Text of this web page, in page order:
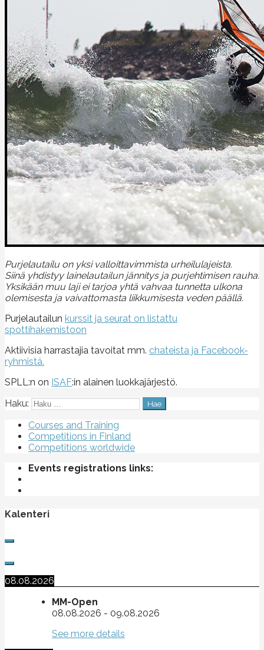
Purjelautailu on yksi valloittavimmista urheilulajeista.
Siinä yhdistyy lainelautailun jännitys ja purjehtimisen rauha.
Yksikään muu laji ei tarjoa yhtä vahvaa tunnetta ulkona
olemisesta ja vaivattomasta liikkumisesta veden päällä.
Purjelautailun kurssit ja seurat on listattu
spottihakemistoon
Aktiivisia harrastajia tavoitat mm. chateista ja Facebook-
ryhmistä.
SPLL:n on ISAF:in alainen luokkajärjestö.
Haku:
Courses and Training
Competitions in Finland
Competitions worldwide
Events registrations links:
Kalenteri
08.08.2026
MM-Open
08.08.2026 - 09.08.2026
See more details